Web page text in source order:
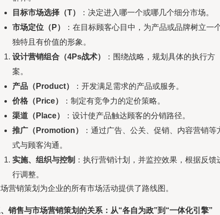
目标市场选择（T）
：决定进入哪一个或哪几个细分市场。
市场定位（P）
：在目标顾客心目中，为产品或品牌树立一
独特且有价值的形象。
设计营销组合（4Ps战术）
：围绕战略，规划具体的执行方
案。
产品（Product）
：开发满足需求的产品或服务。
价格（Price）
：制定有竞争力的定价策略。
渠道（Place）
：设计使产品触达顾客的分销路径。
推广（Promotion）
：通过广告、公关、促销、内容营销等
式与顾客沟通。
实施、组织与控制 ：执行营销计划，并监控效果，根据反馈
行调整。
营销策划为企业的所有市场活动提供了路线图。
销售与市场营销策划的关系：从“各自为政”到“一体化引擎”